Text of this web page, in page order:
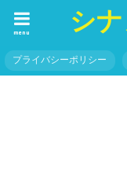
シ
menu
プライバシーポリシー